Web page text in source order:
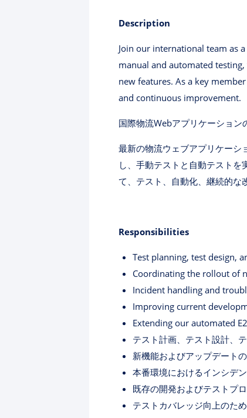
Description
Join our international team as
manual and automated
new features. As a key
and continuous improvement.
国際物流Webアプリケーション
最新の物流ウェブアプリケーシ
し、手動テストと自動テスト
て、テスト、自動化、継続的な
Responsibilities
Test planning, test design,
Coordinating the rollout of
Incident handling and
Improving current
Extending our automated
テスト計画、テスト設計、
新機能およびアップデート
本番環境におけるインシデ
既存の開発およびテストプ
テストカバレッジ向上のた